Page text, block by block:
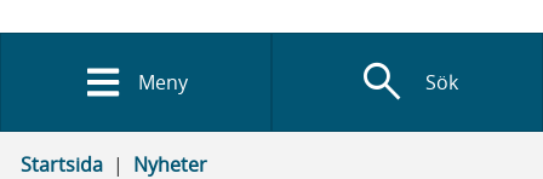
Meny search Sök
Startsida
Nyheter